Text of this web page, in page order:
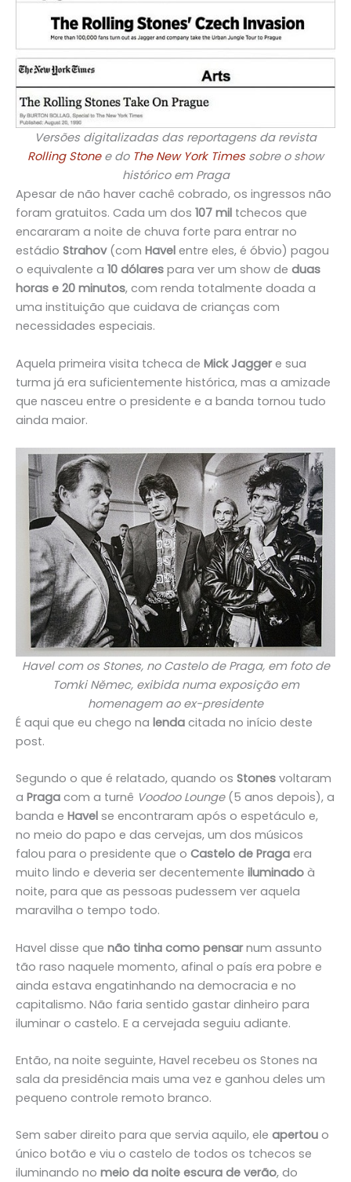
Versões digitalizadas das reportagens da revista
Rolling Stonee do The New York Timessobre o show
histórico em Praga
Apesar de não haver cachê cobrado, os ingressos não
foram gratuitos. Cada um dos 107 mil tchecos que
encararam a noite de chuva forte para entrar no
estádio Strahov(com Havel entre eles, é óbvio) pagou
o equivalente a 10 dólares para ver um show de duas
horas e 20 minutos, com renda totalmente doada a
uma instituição que cuidava de crianças com
necessidades especiais.
Aquela primeira visita tcheca de Mick Jaggere sua
turma já era suficientemente histórica, mas a amizade
que nasceu entre o presidente e a banda tornou tudo
ainda maior.
Havel com os Stones, no Castelo de Praga, em foto de
Tomki Němec, exibida numa exposição em
homenagem ao ex-presidente
É aqui que eu chego na lenda citada no início deste
post.
Segundo o que é relatado, quando os Stones voltaram
a Praga com a turnê Voodoo Lounge(5 anos depois), a
banda e Havel se encontraram após o espetáculo e,
no meio do papo e das cervejas, um dos músicos
falou para o presidente que o Castelo de Praga era
muito lindo e deveria ser decentemente iluminado à
noite, para que as pessoas pudessem ver aquela
maravilha o tempo todo.
Havel disse que não tinha como pensarnum assunto
tão raso naquele momento, afinal o país era pobre e
ainda estava engatinhando na democracia e no
capitalismo. Não faria sentido gastar dinheiro para
iluminar o castelo. E a cervejada seguiu adiante.
Então, na noite seguinte, Havel recebeu os Stones na
sala da presidência mais uma vez e ganhou deles um
pequeno controle remoto branco.
Sem saber direito para que servia aquilo, ele apertou o
único botão e viu o castelo de todos os tchecos se
iluminando no meio da noite escura de verão, do